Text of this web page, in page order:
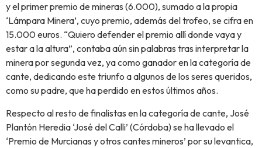
y el primer premio de mineras (6.000), sumado a la propia
‘Lámpara Minera’, cuyo premio, además del trofeo, se cifra en
15.000 euros. “Quiero defender el premio allí donde vaya y
estar a la altura”, contaba aún sin palabras tras interpretar la
minera por segunda vez, ya como ganador en la categoría de
cante, dedicando este triunfo a algunos de los seres queridos,
como su padre, que ha perdido en estos últimos años.
Respecto al resto de finalistas en la categoría de cante, José
Plantón Heredia ‘José del Calli’ (Córdoba) se ha llevado el
‘Premio de Murcianas y otros cantes mineros’ por su levantica,